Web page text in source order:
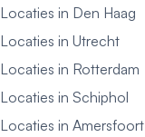
Locaties in Den Haag
Locaties in Utrecht
Locaties in Rotterdam
Locaties in Schiphol
Locaties in Amersfoort